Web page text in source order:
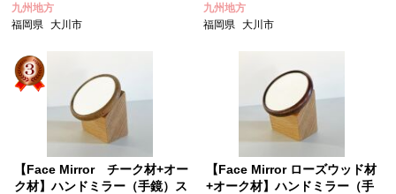
九州地方
福岡県
大川市
九州地方
福岡県 大川市
【Face Mirror チーク材+オー
ク材】ハンドミラー（手鏡）ス
【Face Mirror ローズウッド材
+オーク材】ハンドミラー（手